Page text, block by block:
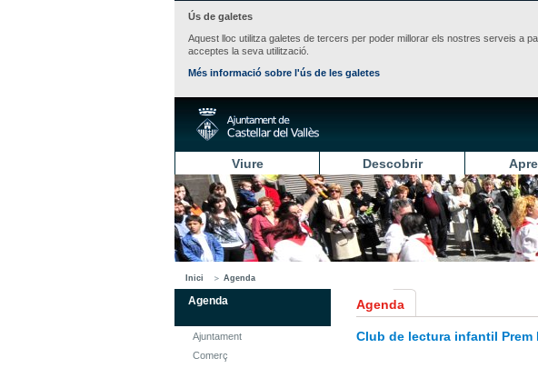
Ús de galetes
Aquest lloc utilitza galetes de tercers per poder millorar els nostres serveis a
acceptes la seva utilització.
Més informació sobre l'ús de les galetes
Viure Descobrir
Inici Agenda
Agenda
Ajuntament
Comerç
Agenda
Club de lectura infantil Prem